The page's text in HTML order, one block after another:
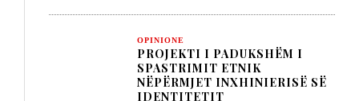
OPINIONE
PROJEKTI I PADUKSHËM I
SPASTRIMIT ETNIK
NËPËRMJET INXHINIERISË SË
IDENTITETIT